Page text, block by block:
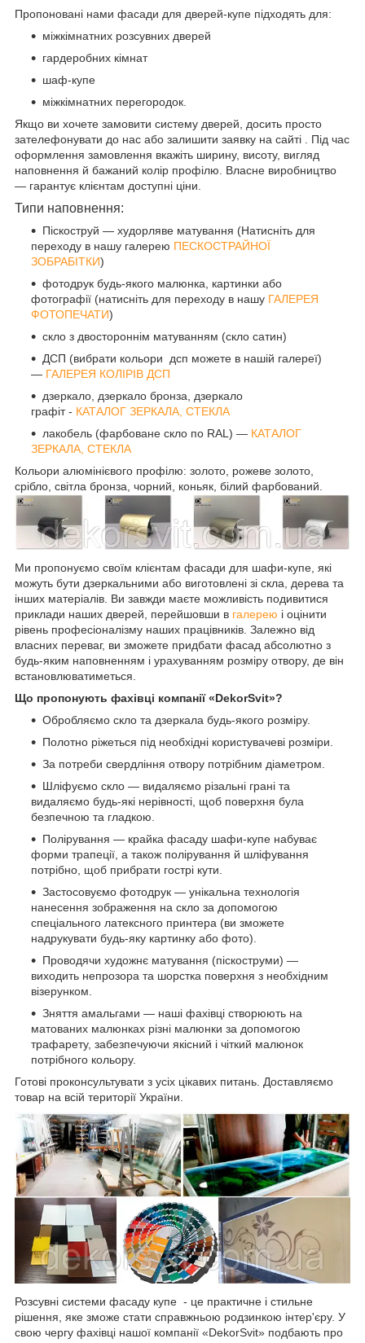
Пропоновані нами фасади для дверей-купе підходять для:
міжкімнатних розсувних дверей
гардеробних кімнат
шаф-купе
міжкімнатних перегородок.
Якщо ви хочете замовити систему дверей, досить просто
зателефонувати до нас або залишити заявку на сайті . Під час
оформлення замовлення вкажіть ширину, висоту, вигляд
наповнення й бажаний колір профілю. Власне виробництво
— гарантує клієнтам доступні ціни.
Типи наповнення:
Піскоструй — худорляве матування (Натисніть для
переходу в нашу галерею ПЕСКОСТРАЙНОЇ
ЗОБРАБІТКИ)
фотодрук будь-якого малюнка, картинки або
фотографії (натисніть для переходу в нашу ГАЛЕРЕЯ
ФОТОПЕЧАТИ)
скло з двостороннім матуванням (скло сатин)
ДСП (вибрати кольори дсп можете в нашій галереї)
— ГАЛЕРЕЯ КОЛІРІВ ДСП
дзеркало, дзеркало бронза, дзеркало
графіт - КАТАЛОГ ЗЕРКАЛА, СТЕКЛА
лакобель (фарбоване скло по RAL) — КАТАЛОГ
ЗЕРКАЛА, СТЕКЛА
Кольори алюмінієвого профілю: золото, рожеве золото,
срібло, світла бронза, чорний, коньяк, білий фарбований.
Ми пропонуємо своїм клієнтам фасади для шафи-купе, які
можуть бути дзеркальними або виготовлені зі скла, дерева та
інших матеріалів. Ви завжди маєте можливість подивитися
приклади наших дверей, перейшовши в галерею і оцінити
рівень професіоналізму наших працівників. Залежно від
власних переваг, ви зможете придбати фасад абсолютно з
будь-яким наповненням і урахуванням розміру отвору, де він
встановлюватиметься.
Що пропонують фахівці компанії «DekorSvit»?
Обробляємо скло та дзеркала будь-якого розміру.
Полотно ріжеться під необхідні користувачеві розміри.
За потреби свердління отвору потрібним діаметром.
Шліфуємо скло — видаляємо різальні грані та
видаляємо будь-які нерівності, щоб поверхня була
безпечною та гладкою.
Полірування — крайка фасаду шафи-купе набуває
форми трапеції, а також полірування й шліфування
потрібно, щоб прибрати гострі кути.
Застосовуємо фотодрук — унікальна технологія
нанесення зображення на скло за допомогою
спеціального латексного принтера (ви зможете
надрукувати будь-яку картинку або фото).
Проводячи художнє матування (піскоструми) —
виходить непрозора та шорстка поверхня з необхідним
візерунком.
Зняття амальгами — наші фахівці створюють на
матованих малюнках різні малюнки за допомогою
трафарету, забезпечуючи якісний і чіткий малюнок
потрібного кольору.
Готові проконсультувати з усіх цікавих питань. Доставляємо
товар на всій території України.
Розсувні системи фасаду купе - це практичне і стильне
рішення, яке зможе стати справжньою родзинкою інтер'єру. У
свою чергу фахівці нашої компанії «DekorSvit» подбають про